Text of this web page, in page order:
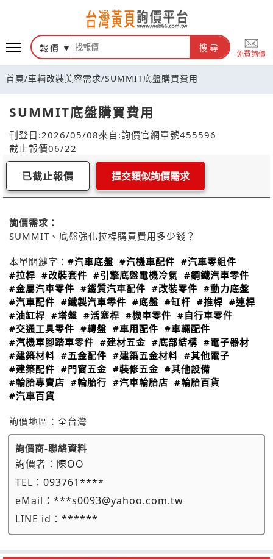
報價 搜尋
免費詢價
首頁/車輛改裝美容需求/SUMMIT底盤購買費用
SUMMIT底盤購買費用
刊登日:2026/05/08來自:詢價官網單號455596
截止報價06/22
已截止報價 提交類似詢價需求
詢價需求：
SUMMIT、底盤強化拉桿購買費用多少錢？
本單關鍵字： #汽車底盤 #汽機車配件 #汽車零組件
#拉桿 #改裝套件 #引擎底盤電機冷氣 #鋼鐵汽車零件
#金屬汽車零件 #鐵質汽車配件 #改裝零件 #動力底盤
#汽車配件 #鐵製汽車零件 #底盤 #缸杆 #推桿 #連桿
#油缸桿 #塔盤 #活塞桿 #機車零件 #自行車零件
#交通工具零件 #轉盤 #車用配件 #車輛配件
#汽機車腳踏車零件 #建材五金 #底部結構 #電子器材
#建築材料 #五金配件 #建築五金材料 #其他電子
#建築配件 #門窗五金 #裝修五金 #其他設備
#輪胎專賣店 #輪胎行 #汽車輪胎店 #輪胎百貨
#汽車百貨
詢價地區： 全台灣
詢價商-聯絡資料
詢價者： 陳OO
TEL： 093761****
eMail： ***s0093@yahoo.com.tw
LINE id： ******